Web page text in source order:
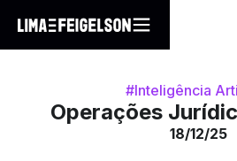
#Inteligência
Operações
18/12/25